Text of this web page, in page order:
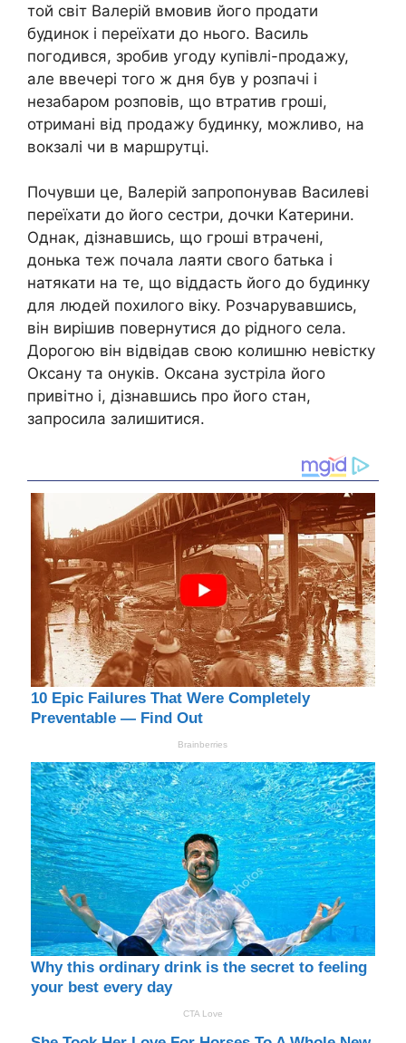
той світ Валерій вмовив його продати
будинок і переїхати до нього. Василь
погодився, зробив угоду купівлі-продажу,
але ввечері того ж дня був у розпачі і
незабаром розповів, що втратив гроші,
отримані від продажу будинку, можливо, на
вокзалі чи в маршрутці.
Почувши це, Валерій запропонував Василеві
переїхати до його сестри, дочки Катерини.
Однак, дізнавшись, що гроші втрачені,
донька теж почала лаяти свого батька і
натякати на те, що віддасть його до будинку
для людей похилого віку. Розчарувавшись,
він вирішив повернутися до рідного села.
Дорогою він відвідав свою колишню невістку
Оксану та онуків. Оксана зустріла його
привітно і, дізнавшись про його стан,
запросила залишитися.